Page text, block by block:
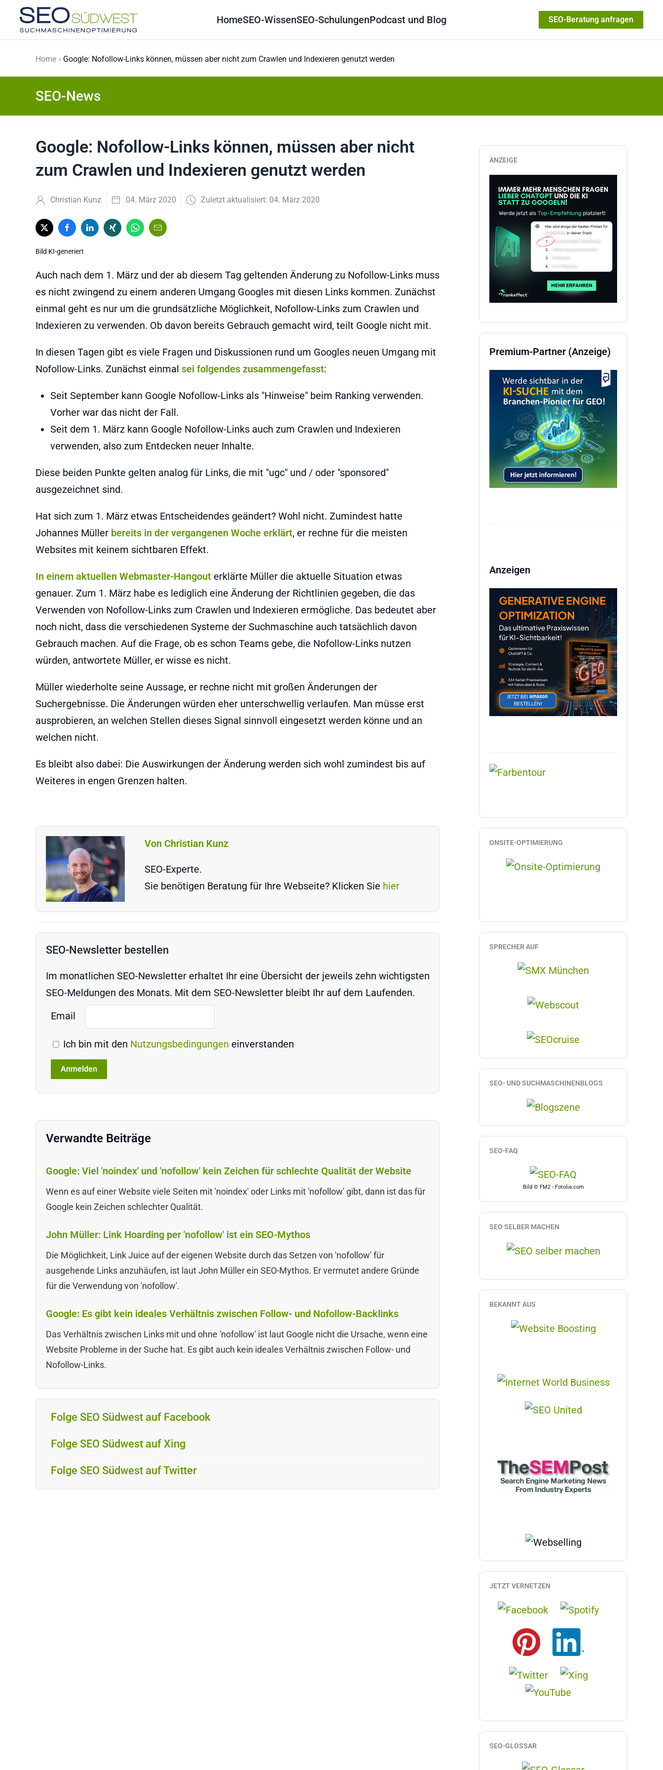
Skip to main content
HomeSEO-WissenSEO-SchulungenPodcast und Blog SEO-Beratung anfragen
Home Google: Nofollow-Links können, müssen aber nicht zum Crawlen und Indexieren genutzt werden
SEO-News
Google: Nofollow-Links können, müssen aber nicht
zum Crawlen und Indexieren genutzt werden
Christian Kunz 04. März 2020 Zuletzt aktualisiert: 04. März 2020
Bild KI-generiert
Auch nach dem 1. März und der ab diesem Tag geltenden Änderung zu Nofollow-Links muss
es nicht zwingend zu einem anderen Umgang Googles mit diesen Links kommen. Zunächst
einmal geht es nur um die grundsätzliche Möglichkeit, Nofollow-Links zum Crawlen und
Indexieren zu verwenden. Ob davon bereits Gebrauch gemacht wird, teilt Google nicht mit.
In diesen Tagen gibt es viele Fragen und Diskussionen rund um Googles neuen Umgang mit
Nofollow-Links. Zunächst einmal sei folgendes zusammengefasst:
Seit September kann Google Nofollow-Links als "Hinweise" beim Ranking verwenden.
Vorher war das nicht der Fall.
Seit dem 1. März kann Google Nofollow-Links auch zum Crawlen und Indexieren
verwenden, also zum Entdecken neuer Inhalte.
Diese beiden Punkte gelten analog für Links, die mit "ugc" und / oder "sponsored"
ausgezeichnet sind.
Hat sich zum 1. März etwas Entscheidendes geändert? Wohl nicht. Zumindest hatte
Johannes Müller bereits in der vergangenen Woche erklärt, er rechne für die meisten
Websites mit keinem sichtbaren Effekt.
In einem aktuellen Webmaster-Hangout erklärte Müller die aktuelle Situation etwas
genauer. Zum 1. März habe es lediglich eine Änderung der Richtlinien gegeben, die das
Verwenden von Nofollow-Links zum Crawlen und Indexieren ermögliche. Das bedeutet aber
noch nicht, dass die verschiedenen Systeme der Suchmaschine auch tatsächlich davon
Gebrauch machen. Auf die Frage, ob es schon Teams gebe, die Nofollow-Links nutzen
würden, antwortete Müller, er wisse es nicht.
Müller wiederholte seine Aussage, er rechne nicht mit großen Änderungen der
Suchergebnisse. Die Änderungen würden eher unterschwellig verlaufen. Man müsse erst
ausprobieren, an welchen Stellen dieses Signal sinnvoll eingesetzt werden könne und an
welchen nicht.
Es bleibt also dabei: Die Auswirkungen der Änderung werden sich wohl zumindest bis auf
Weiteres in engen Grenzen halten.
Von Christian Kunz
SEO-Experte.
Sie benötigen Beratung für Ihre Webseite? Klicken Sie hier
SEO-Newsletter bestellen
Im monatlichen SEO-Newsletter erhaltet Ihr eine Übersicht der jeweils zehn wichtigsten
SEO-Meldungen des Monats. Mit dem SEO-Newsletter bleibt Ihr auf dem Laufenden.
Email
Ich bin mit den Nutzungsbedingungen einverstanden
Verwandte Beiträge
Google: Viel 'noindex' und 'nofollow' kein Zeichen für schlechte Qualität der Website
Wenn es auf einer Website viele Seiten mit 'noindex' oder Links mit 'nofollow' gibt, dann ist das für
Google kein Zeichen schlechter Qualität.
John Müller: Link Hoarding per 'nofollow' ist ein SEO-Mythos
Die Möglichkeit, Link Juice auf der eigenen Website durch das Setzen von 'nofollow' für
ausgehende Links anzuhäufen, ist laut John Müller ein SEO-Mythos. Er vermutet andere Gründe
für die Verwendung von 'nofollow'.
Google: Es gibt kein ideales Verhältnis zwischen Follow- und Nofollow-Backlinks
Das Verhältnis zwischen Links mit und ohne 'nofollow' ist laut Google nicht die Ursache, wenn eine
Website Probleme in der Suche hat. Es gibt auch kein ideales Verhältnis zwischen Follow- und
Nofollow-Links.
Folge SEO Südwest auf Facebook
Folge SEO Südwest auf Xing
Folge SEO Südwest auf Twitter
ANZEIGE
Premium-Partner (Anzeige)
Anzeigen
ONSITE-OPTIMIERUNG
SPRECHER AUF
SEO- UND SUCHMASCHINENBLOGS
SEO-FAQ
Bild © FM2 - Fotolia.com
SEO SELBER MACHEN
BEKANNT AUS
JETZT VERNETZEN
SEO-GLOSSAR